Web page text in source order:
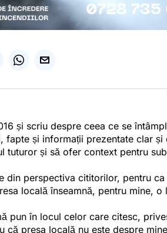
și scriu despre ceea ce se
fapte și informații prezentate clar și
tuturor și să ofer context pentru
din perspectiva cititorilor, pentru
locală înseamnă, pentru mine, o
pun în locul celor care citesc,
că presa locală nu este despre